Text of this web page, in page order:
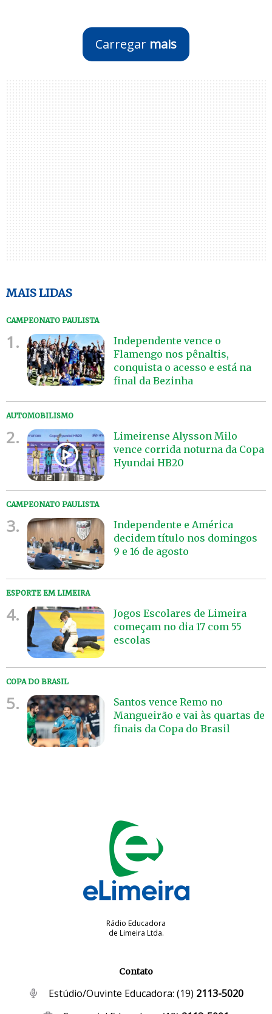
Carregar mais
MAIS LIDAS
CAMPEONATO PAULISTA
1.
Independente vence o
Flamengo nos pênaltis,
conquista o acesso e está na
final da Bezinha
AUTOMOBILISMO
2.
Limeirense Alysson Milo
vence corrida noturna da Copa
Hyundai HB20
CAMPEONATO PAULISTA
3.
Independente e América
decidem título nos domingos
9 e 16 de agosto
ESPORTE EM LIMEIRA
4.
Jogos Escolares de Limeira
começam no dia 17 com 55
escolas
COPA DO BRASIL
5.
Santos vence Remo no
Mangueirão e vai às quartas de
finais da Copa do Brasil
Rádio Educadora
de Limeira Ltda.
Contato
Estúdio/Ouvinte Educadora: (19) 2113-5020